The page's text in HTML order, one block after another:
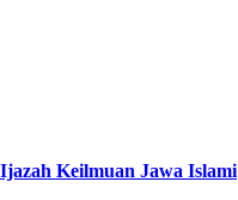
Keilmuan Jawa Islami